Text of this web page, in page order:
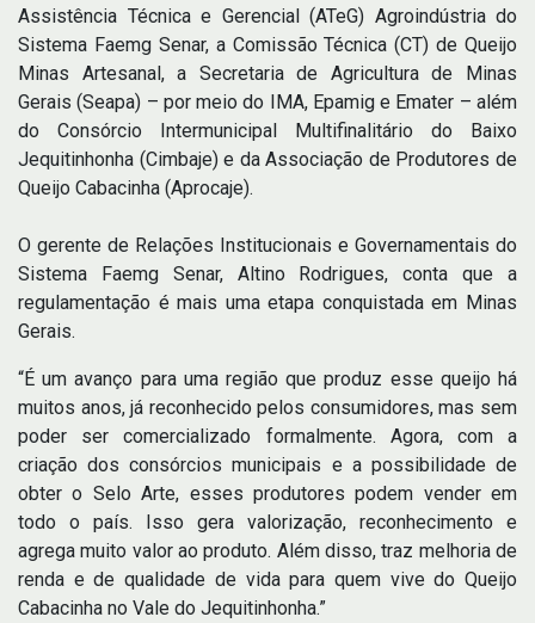
Assistência Técnica e Gerencial (ATeG) Agroindústria do
Sistema Faemg Senar, a Comissão Técnica (CT) de Queijo
Minas Artesanal, a Secretaria de Agricultura de Minas
Gerais (Seapa) – por meio do IMA, Epamig e Emater – além
do Consórcio Intermunicipal Multifinalitário do Baixo
Jequitinhonha (Cimbaje) e da Associação de Produtores de
Queijo Cabacinha (Aprocaje).
O gerente de Relações Institucionais e Governamentais do
Sistema Faemg Senar, Altino Rodrigues, conta que a
regulamentação é mais uma etapa conquistada em Minas
Gerais.
“É um avanço para uma região que produz esse queijo há
muitos anos, já reconhecido pelos consumidores, mas sem
poder ser comercializado formalmente. Agora, com a
criação dos consórcios municipais e a possibilidade de
obter o Selo Arte, esses produtores podem vender em
todo o país. Isso gera valorização, reconhecimento e
agrega muito valor ao produto. Além disso, traz melhoria de
renda e de qualidade de vida para quem vive do Queijo
Cabacinha no Vale do Jequitinhonha.”